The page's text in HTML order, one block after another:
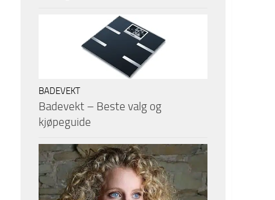
BADEVEKT
Badevekt – Beste valg og
kjøpeguide